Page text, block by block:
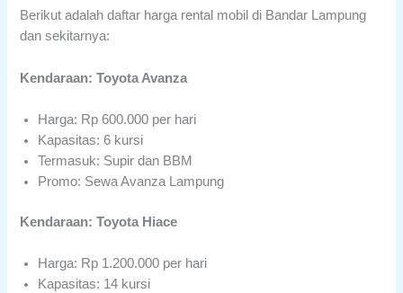
Berikut adalah daftar harga rental mobil di Bandar Lampung
dan sekitarnya:
Kendaraan: Toyota Avanza
Harga: Rp 600.000 per hari
Kapasitas: 6 kursi
Termasuk: Supir dan BBM
Promo: Sewa Avanza Lampung
Kendaraan: Toyota Hiace
Harga: Rp 1.200.000 per hari
Kapasitas: 14 kursi